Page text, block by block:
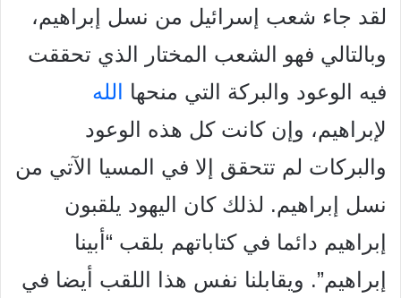
لقد جاء شعب إسرائيل من نسل إبراهيم،
وبالتالي فهو الشعب المختار الذي تحققت
فيه الوعود والبركة التي منحها
الله
لإبراهيم، وإن كانت كل هذه الوعود
والبركات لم تتحقق إلا في المسيا الآتي من
نسل إبراهيم. لذلك كان اليهود يلقبون
إبراهيم دائما في كتاباتهم بلقب “أبينا
إبراهيم”. ويقابلنا نفس هذا اللقب أيضا في